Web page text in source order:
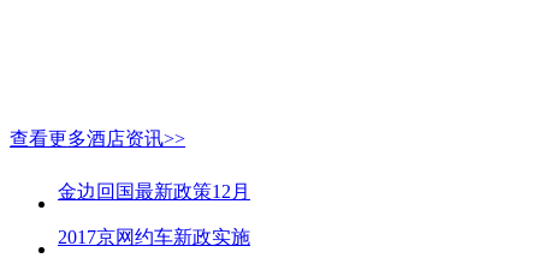
查看更多酒店资讯>>
金边回国最新政策12月
2017京网约车新政实施